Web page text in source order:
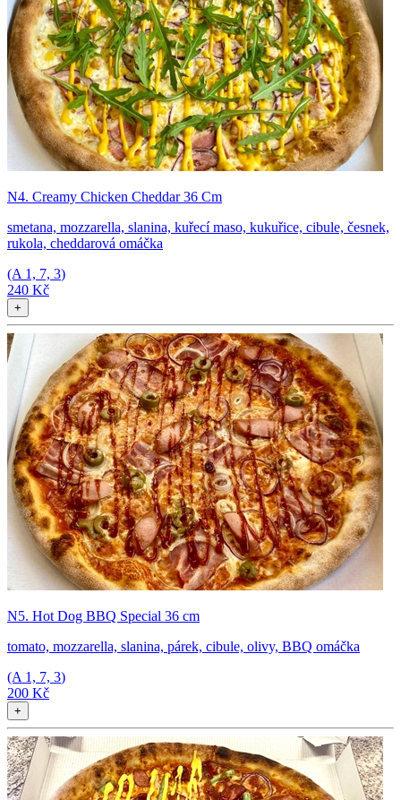
N4. Creamy Chicken Cheddar 36 Cm
smetana, mozzarella, slanina, kuřecí maso, kukuřice, cibule, česnek,
rukola, cheddarová omáčka
(A 1, 7, 3)
240 Kč
+
N5. Hot Dog BBQ Special 36 cm
tomato, mozzarella, slanina, párek, cibule, olivy, BBQ omáčka
(A 1, 7, 3)
200 Kč
+